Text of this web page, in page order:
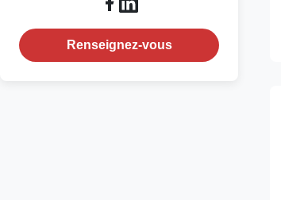
Renseignez-vous